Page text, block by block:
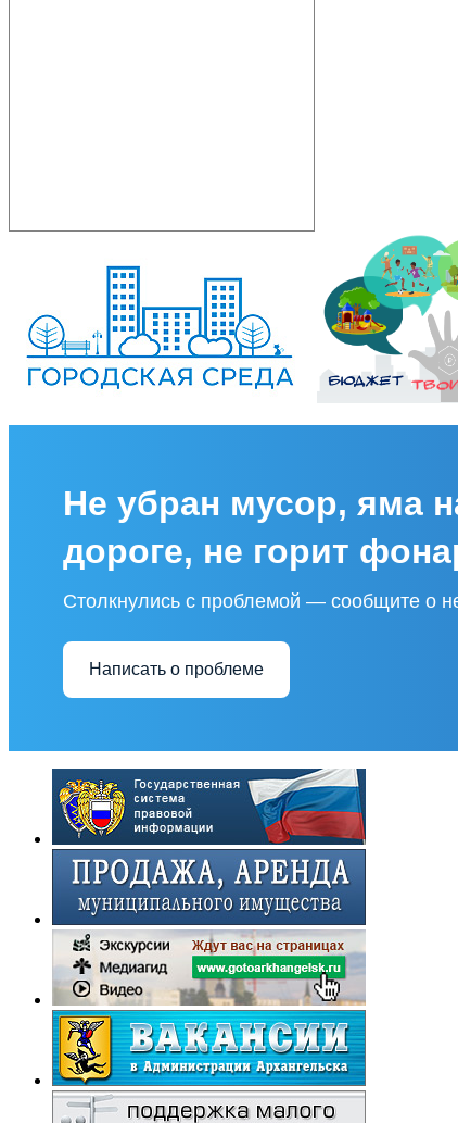
Не убран мусор, яма
дороге, не горит
Столкнулись с проблемой — сообщите о
Написать о проблеме